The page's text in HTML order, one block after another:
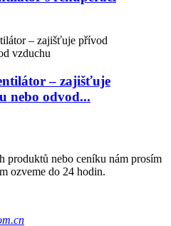
– zajišťuje
nebo odvod...
produktů nebo ceníku nám prosím
ozveme do 24 hodin.